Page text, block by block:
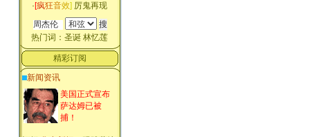
·[疯狂音效] 厉鬼再现
热门词： 圣诞 林忆莲
精彩订阅
新闻资讯
美国正式宣布
萨达姆已被
捕！